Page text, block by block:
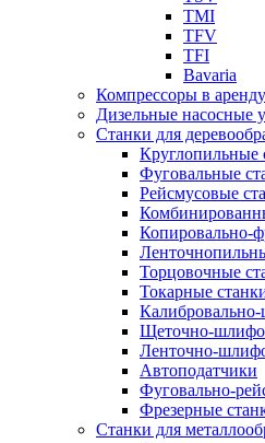
TMI
TFV
TFI
Bavaria
Компрессоры в аренду
Дизельные насосные
Станки для
Круглопильные
Фуговальные
Рейсмусовые
Копировально-
Торцовочные
Токарные
Щеточно-
Ленточно-
Автоподатчики
Фуговально-
Фрезерные
Станки для